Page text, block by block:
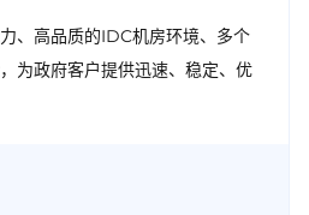
、高品质的IDC机房环境、多个
为政府客户提供迅速、稳定、优